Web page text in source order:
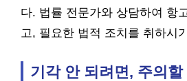
다. 법률 전문가와 상담하여 항
고, 필요한 법적 조치를 취하시
기각 안 되려면, 주의